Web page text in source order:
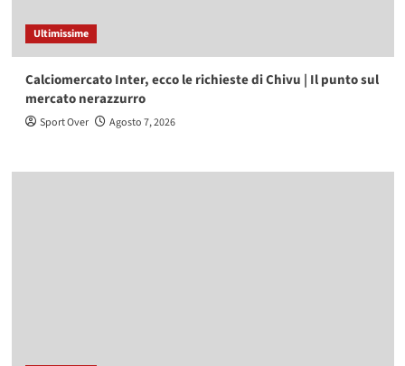
Ultimissime
Calciomercato Inter, ecco le richieste di Chivu | Il punto sul
mercato nerazzurro
Sport Over Agosto 7, 2026